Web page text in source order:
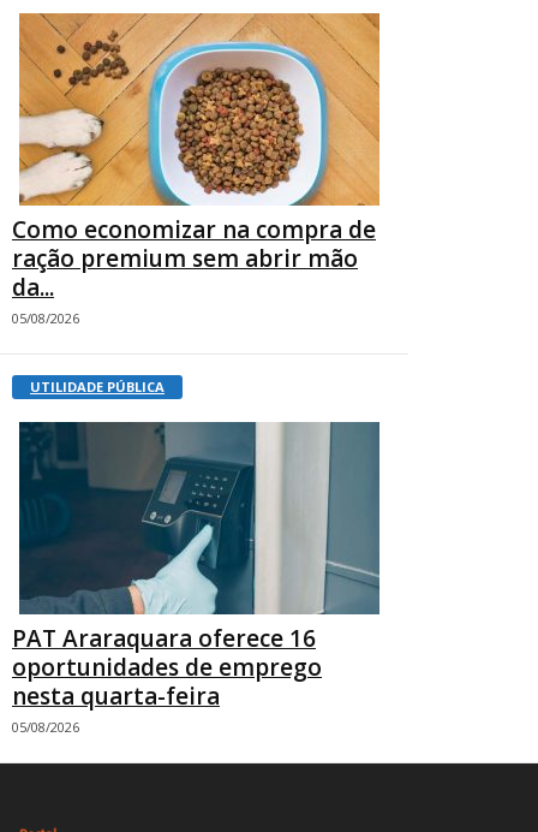
Como economizar na compra de
ração premium sem abrir mão
da...
05/08/2026
UTILIDADE PÚBLICA
PAT Araraquara oferece 16
oportunidades de emprego
nesta quarta-feira
05/08/2026